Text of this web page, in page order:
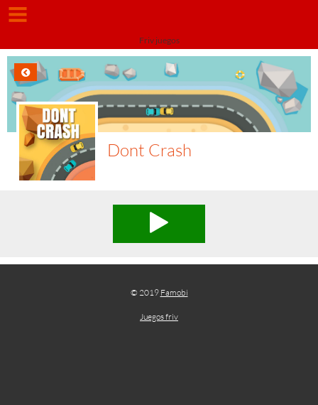
Friv juegos
Dont Crash
© 2019 Famobi
Juegos friv